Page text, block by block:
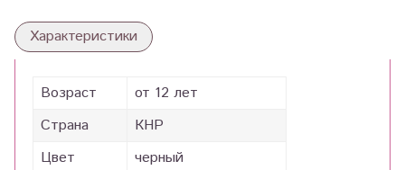
Характеристики
Возраст
от 12 лет
Страна
КНР
Цвет
черный